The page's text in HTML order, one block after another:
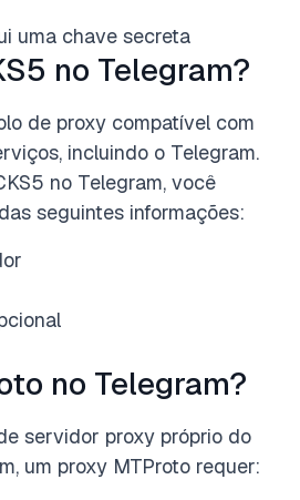
uma chave secreta
no Telegram?
de proxy compatível com
incluindo o Telegram.
no Telegram, você
seguintes informações:
no Telegram?
servidor proxy próprio do
um proxy MTProto requer: